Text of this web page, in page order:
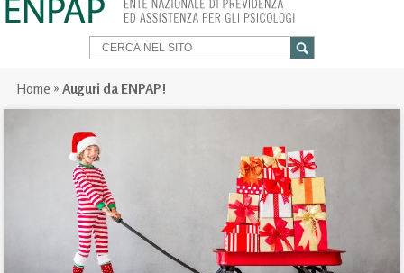
SERVIZI PER TE
GARE
CONTATTI
Home » Auguri da ENPAP!